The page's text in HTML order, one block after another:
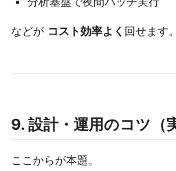
などが コスト効率よく 回せます。
9. 設計・運用のコツ（
ここからが本題。